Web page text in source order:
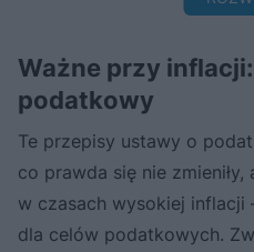
Ważne przy
podatkowy
Te przepisy ustawy o
co prawda się nie zmieniły,
w czasach wysokiej
dla celów podatkowych.